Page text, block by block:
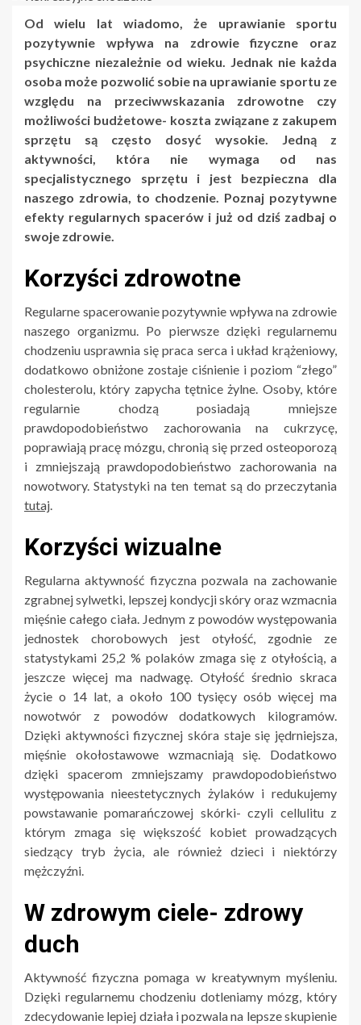
Od wielu lat wiadomo, że uprawianie sportu
pozytywnie wpływa na zdrowie fizyczne oraz
psychiczne niezależnie od wieku. Jednak nie każda
osoba może pozwolić sobie na uprawianie sportu ze
względu na przeciwwskazania zdrowotne czy
możliwości budżetowe- koszta związane z zakupem
sprzętu są często dosyć wysokie. Jedną z
aktywności, która nie wymaga od nas
specjalistycznego sprzętu i jest bezpieczna dla
naszego zdrowia, to chodzenie. Poznaj pozytywne
efekty regularnych spacerów i już od dziś zadbaj o
swoje zdrowie.
Korzyści zdrowotne
Regularne spacerowanie pozytywnie wpływa na zdrowie
naszego organizmu. Po pierwsze dzięki regularnemu
chodzeniu usprawnia się praca serca i układ krążeniowy,
dodatkowo obniżone zostaje ciśnienie i poziom “złego”
cholesterolu, który zapycha tętnice żylne. Osoby, które
regularnie chodzą posiadają mniejsze
prawdopodobieństwo zachorowania na cukrzycę,
poprawiają pracę mózgu, chronią się przed osteoporozą
i zmniejszają prawdopodobieństwo zachorowania na
nowotwory. Statystyki na ten temat są do przeczytania
tutaj.
Korzyści wizualne
Regularna aktywność fizyczna pozwala na zachowanie
zgrabnej sylwetki, lepszej kondycji skóry oraz wzmacnia
mięśnie całego ciała. Jednym z powodów występowania
jednostek chorobowych jest otyłość, zgodnie ze
statystykami 25,2 % polaków zmaga się z otyłością, a
jeszcze więcej ma nadwagę. Otyłość średnio skraca
życie o 14 lat, a około 100 tysięcy osób więcej ma
nowotwór z powodów dodatkowych kilogramów.
Dzięki aktywności fizycznej skóra staje się jędrniejsza,
mięśnie okołostawowe wzmacniają się. Dodatkowo
dzięki spacerom zmniejszamy prawdopodobieństwo
występowania nieestetycznych żylaków i redukujemy
powstawanie pomarańczowej skórki- czyli cellulitu z
którym zmaga się większość kobiet prowadzących
siedzący tryb życia, ale również dzieci i niektórzy
mężczyźni.
W zdrowym ciele- zdrowy
duch
Aktywność fizyczna pomaga w kreatywnym myśleniu.
Dzięki regularnemu chodzeniu dotleniamy mózg, który
zdecydowanie lepiej działa i pozwala na lepsze skupienie